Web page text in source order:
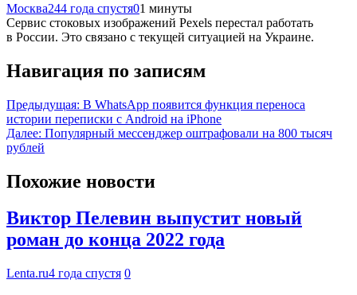
Москва244 года спустя01 минуты
Сервис стоковых изображений Pexels перестал работать
в России. Это связано с текущей ситуацией на Украине.
Навигация по записям
Предыдущая: В WhatsApp появится функция переноса
истории переписки с Android на iPhone
Далее: Популярный мессенджер оштрафовали на 800 тысяч
рублей
Похожие новости
Виктор Пелевин выпустит новый
роман до конца 2022 года
Lenta.ru4 года спустя 0